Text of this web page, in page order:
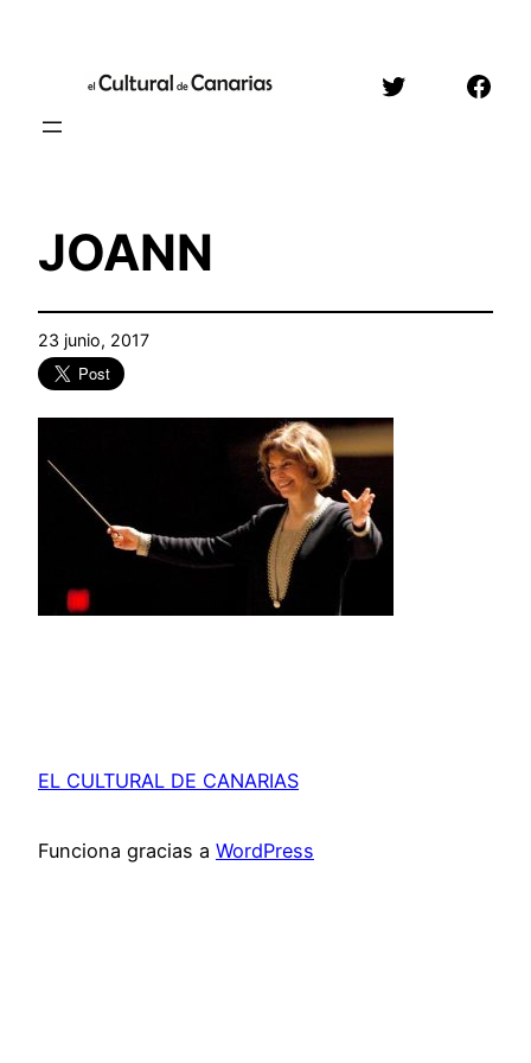
contenido
Twitter
JOANN
23 junio, 2017
EL CULTURAL DE CANARIAS
Funciona gracias a WordPress